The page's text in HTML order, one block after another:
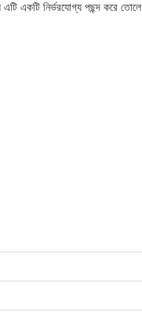
একটি নির্ভরযোগ্য পছন্দ করে তোলে.